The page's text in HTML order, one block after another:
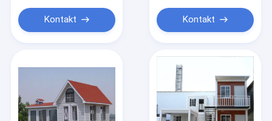
Kontakt
Homes Modern
Houses Homes
Kontakt